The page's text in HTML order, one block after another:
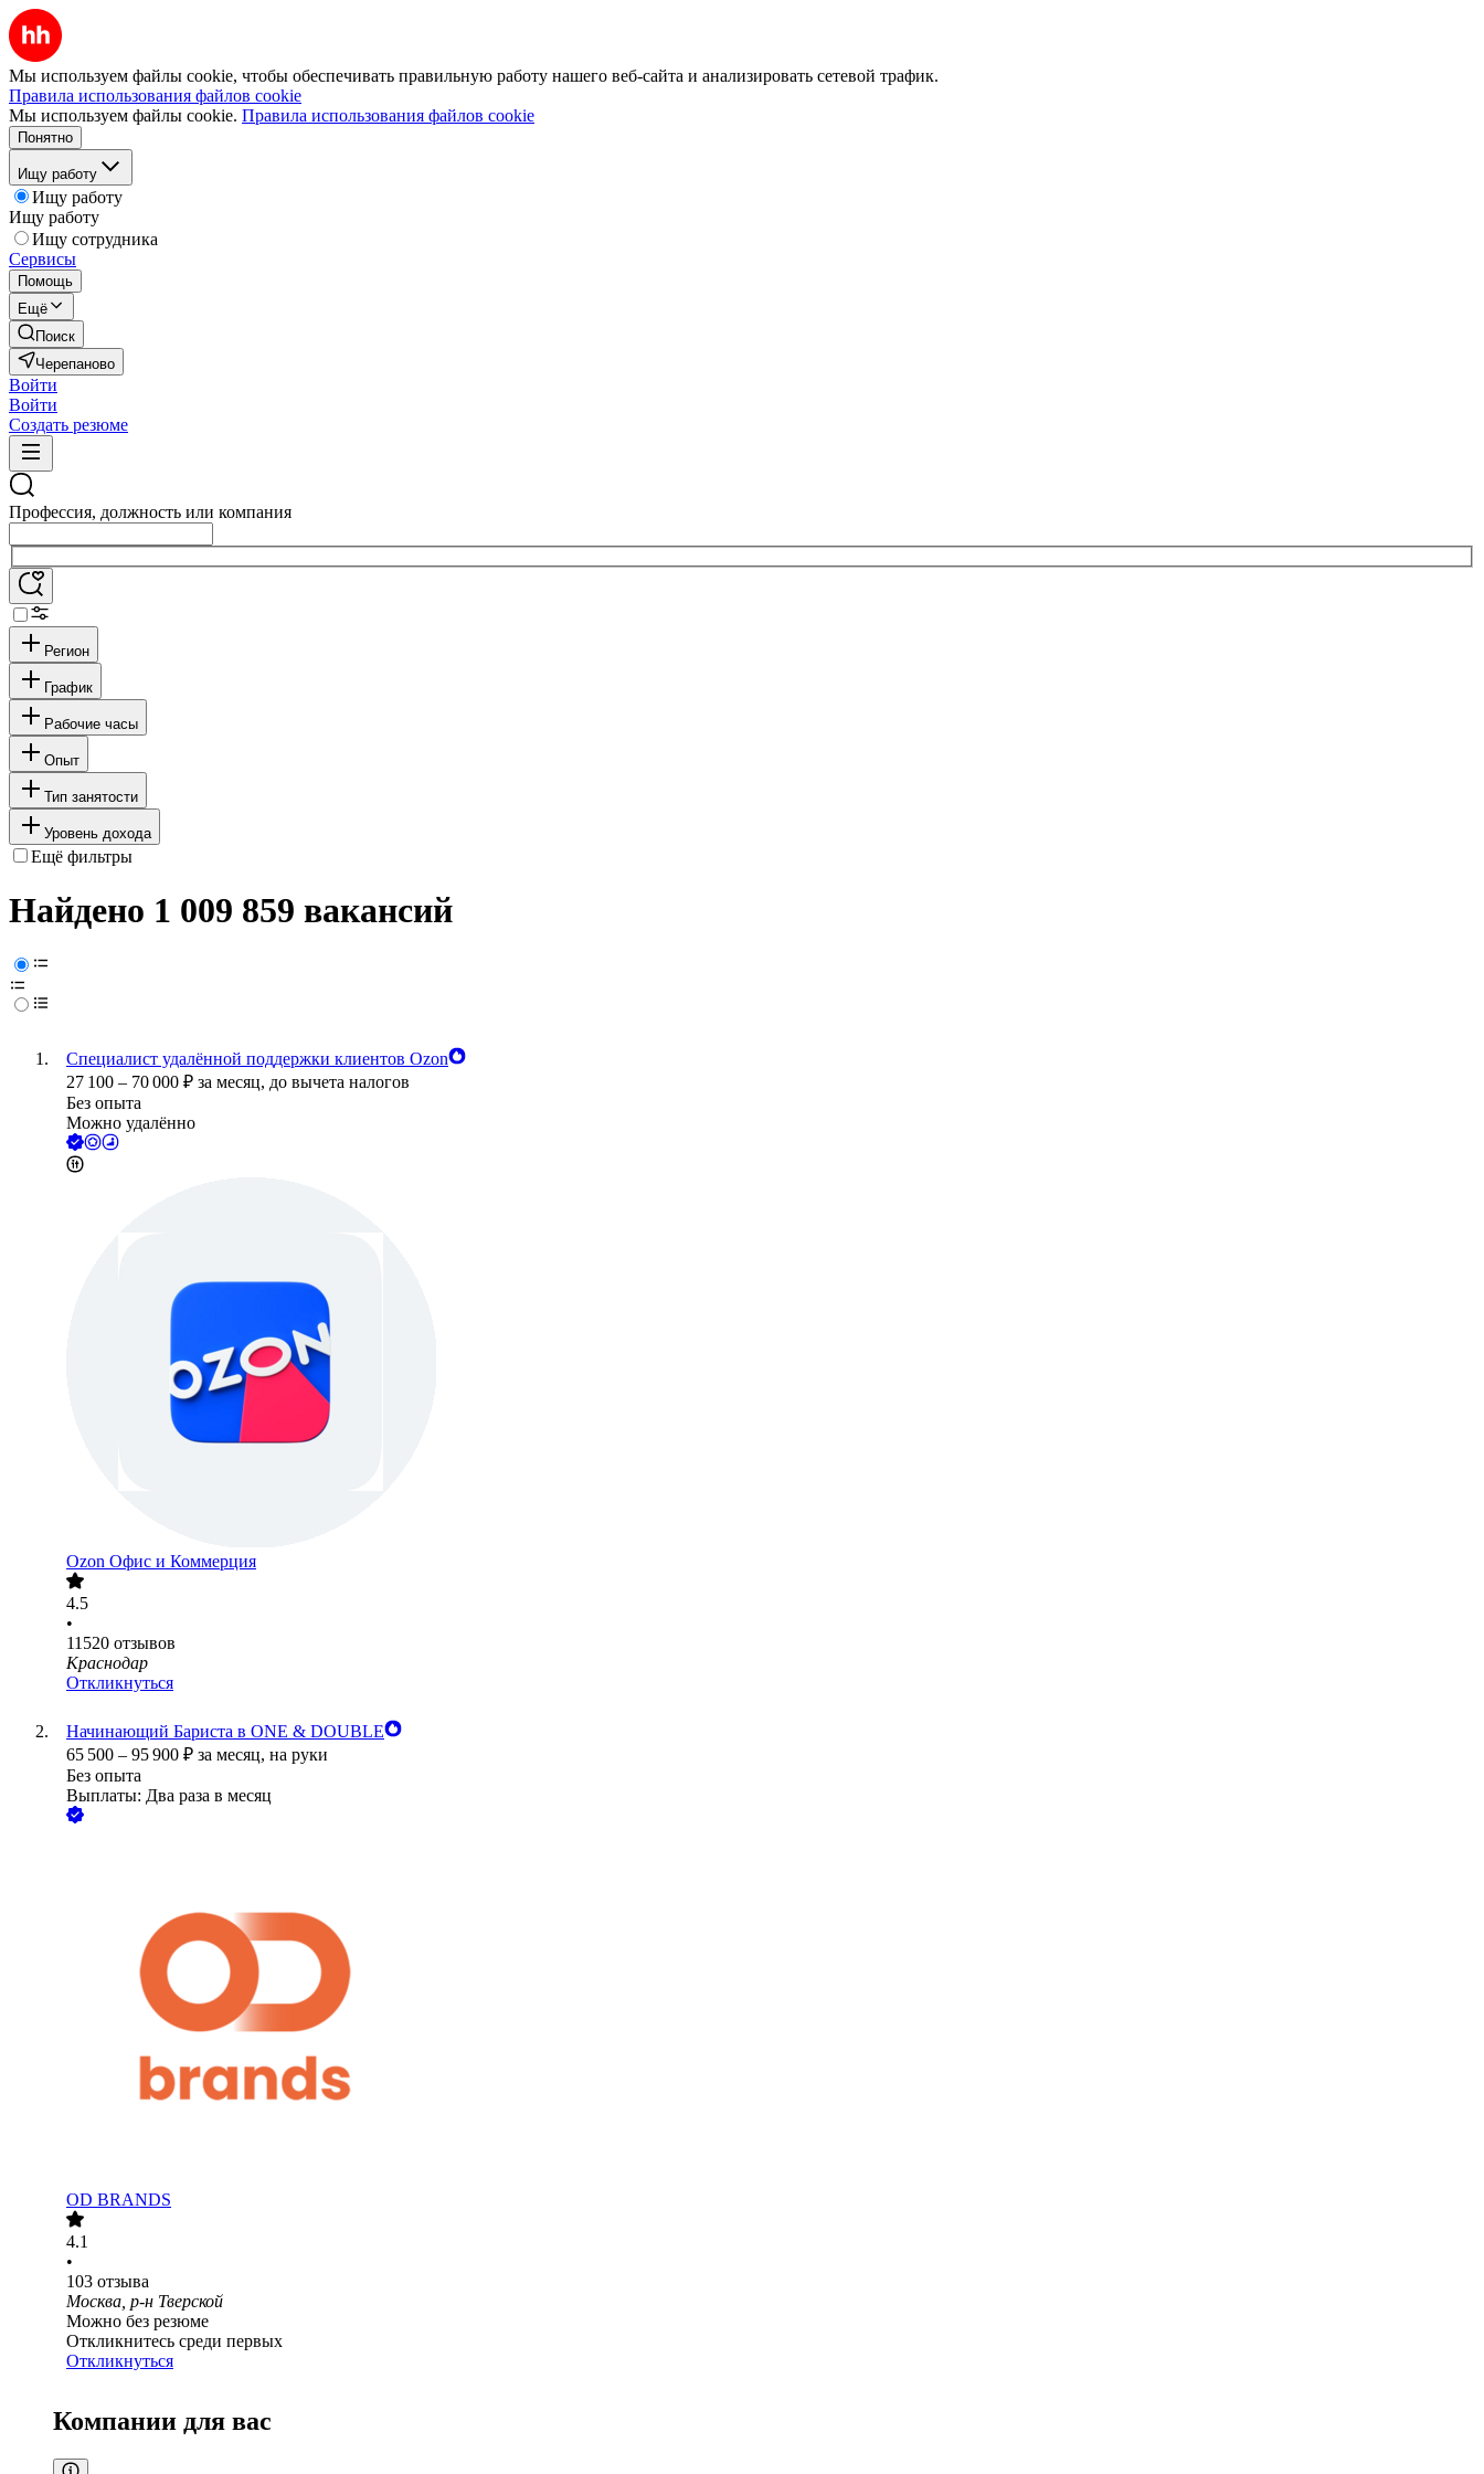
Мы используем файлы cookie, чтобы обеспечивать правильную работу нашего веб-сайта и анализировать сетевой трафик.
Правила использования файлов cookie
Мы используем файлы cookie. Правила использования файлов cookie
Понятно
Ищу работу
Ищу работу
Ищу работу
Ищу сотрудника
Сервисы
Помощь
Ещё
Поиск
Черепаново
Войти
Войти
Создать резюме
Профессия, должность или компания
Регион
График
Рабочие часы
Опыт
Тип занятости
Уровень дохода
Ещё фильтры
Найдено 1 009 859 вакансий
Специалист удалённой поддержки клиентов Ozon
27 100 – 70 000 ₽ за месяц, до вычета налогов
Без опыта
Можно удалённо
Ozon Офис и Коммерция
4.5
•
11520 отзывов
Краснодар
Откликнуться
Начинающий Бариста в ONE & DOUBLE
65 500 – 95 900 ₽ за месяц, на руки
Без опыта
Выплаты: Два раза в месяц
OD BRANDS
4.1
•
103 отзыва
Москва, р-н Тверской
Можно без резюме
Откликнитесь среди первых
Откликнуться
Компании для вас